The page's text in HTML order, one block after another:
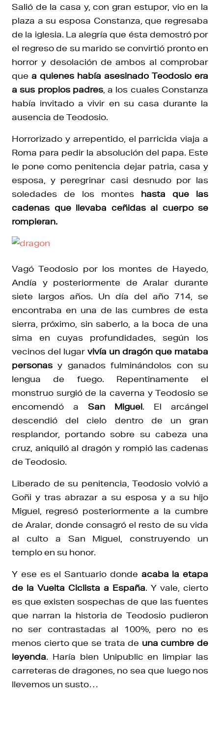
Salió de la casa y, con gran estupor, vio en la
plaza a su esposa Constanza, que regresaba
de la iglesia. La alegría que ésta demostró por
el regreso de su marido se convirtió pronto en
horror y desolación de ambos al comprobar
que a quienes había asesinado Teodosio era
a sus propios padres, a los cuales Constanza
había invitado a vivir en su casa durante la
ausencia de Teodosio.
Horrorizado y arrepentido, el parricida viaja a
Roma para pedir la absolución del papa. Este
le pone como penitencia dejar patria, casa y
esposa, y peregrinar casi desnudo por las
soledades de los montes hasta que las
cadenas que llevaba ceñidas al cuerpo se
rompieran.
Vagó Teodosio por los montes de Hayedo,
Andía y posteriormente de Aralar durante
siete largos años. Un día del año 714, se
encontraba en una de las cumbres de esta
sierra, próximo, sin saberlo, a la boca de una
sima en cuyas profundidades, según los
vecinos del lugar vivía un dragón que mataba
personas y ganados fulminándolos con su
lengua de fuego. Repentinamente el
monstruo surgió de la caverna y Teodosio se
encomendó a San Miguel. El arcángel
descendió del cielo dentro de un gran
resplandor, portando sobre su cabeza una
cruz, aniquiló al dragón y rompió las cadenas
de Teodosio.
Liberado de su penitencia, Teodosio volvió a
Goñi y tras abrazar a su esposa y a su hijo
Miguel, regresó posteriormente a la cumbre
de Aralar, donde consagró el resto de su vida
al culto a San Miguel, construyendo un
templo en su honor.
Y ese es el Santuario donde acaba la etapa
de la Vuelta Ciclista a España. Y vale, cierto
es que existen sospechas de que las fuentes
que narran la historia de Teodosio pudieron
no ser contrastadas al 100%, pero no es
menos cierto que se trata de una cumbre de
leyenda. Haría bien Unipublic en limpiar las
carreteras de dragones, no sea que luego nos
llevemos un susto…